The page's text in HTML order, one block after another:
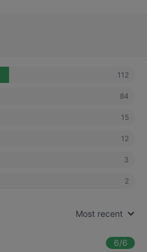
112
84
15
12
3
2
Most recent
6/6